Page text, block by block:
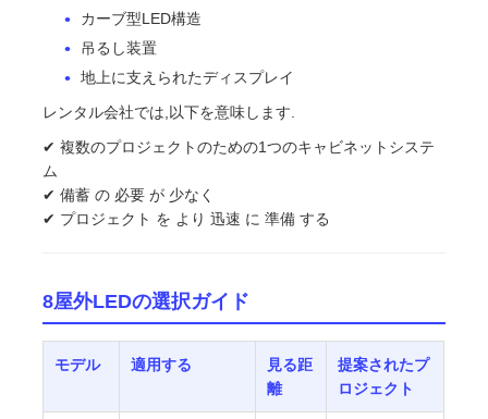
カーブ型LED構造
吊るし装置
地上に支えられたディスプレイ
レンタル会社では,以下を意味します.
✔ 複数のプロジェクトのための1つのキャビネットシステ
ム
✔ 備蓄 の 必要 が 少なく
✔ プロジェクト を より 迅速 に 準備 する
8屋外LEDの選択ガイド
モデル 適用する
見る距
離
提案されたプ
ロジェクト